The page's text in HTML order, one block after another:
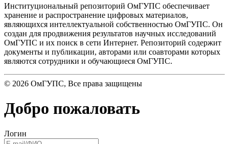
Институциональный репозиторий ОмГУПС обеспечивает
хранение и распространение цифровых материалов,
являющихся интеллектуальной собственностью ОмГУПС. Он
создан для продвижения результатов научных исследований
ОмГУПС и их поиск в сети Интернет. Репозиторий содержит
документы и публикации, авторами или соавторами которых
являются сотрудники и обучающиеся ОмГУПС.
© 2026 ОмГУПС, Все права защищены
Добро пожаловать
Логин